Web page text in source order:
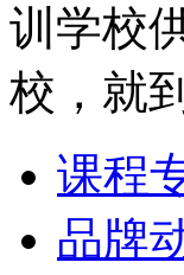
训学校
校，就
课程
品牌